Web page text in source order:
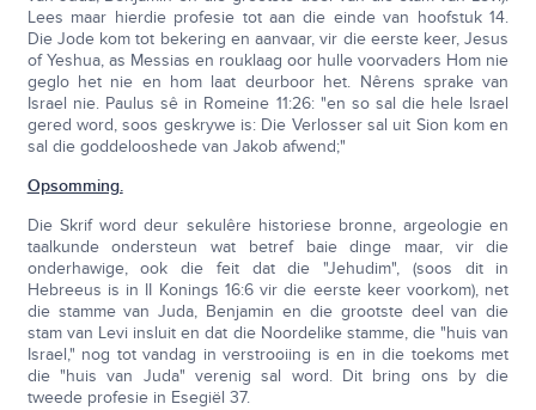
Lees maar hierdie profesie tot aan die einde van hoofstuk 14.
Die Jode kom tot bekering en aanvaar, vir die eerste keer, Jesus
of Yeshua, as Messias en rouklaag oor hulle voorvaders Hom nie
geglo het nie en hom laat deurboor het. Nêrens sprake van
Israel nie. Paulus sê in Romeine 11:26: "en so sal die hele Israel
gered word, soos geskrywe is: Die Verlosser sal uit Sion kom en
sal die goddelooshede van Jakob afwend;"
Opsomming.
Die Skrif word deur sekulêre historiese bronne, argeologie en
taalkunde ondersteun wat betref baie dinge maar, vir die
onderhawige, ook die feit dat die "Jehudim", (soos dit in
Hebreeus is in II Konings 16:6 vir die eerste keer voorkom), net
die stamme van Juda, Benjamin en die grootste deel van die
stam van Levi insluit en dat die Noordelike stamme, die "huis van
Israel," nog tot vandag in verstrooiing is en in die toekoms met
die "huis van Juda" verenig sal word. Dit bring ons by die
tweede profesie in Esegiël 37.